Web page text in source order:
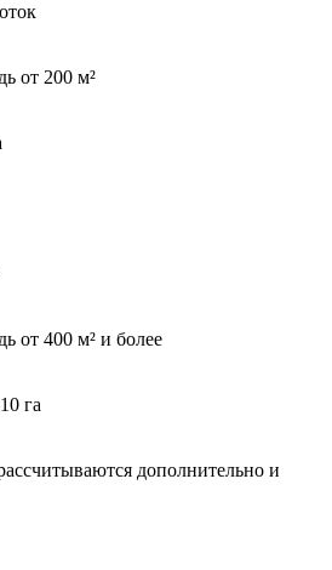
от 200 м²
от 400 м² и более
га
дополнительно и